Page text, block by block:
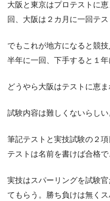
大阪と東京はプロテストに
回、大阪は２カ月に一回テス
でもこれが地方になると競
半年に一回、下手すると１年
どうやら大阪はテストに恵ま
試験内容は難しくないらしい
筆記テストと実技試験の２
テストは名前を書けば合格で
実技はスパーリングを試験
てもらう。勝ち負けは無く